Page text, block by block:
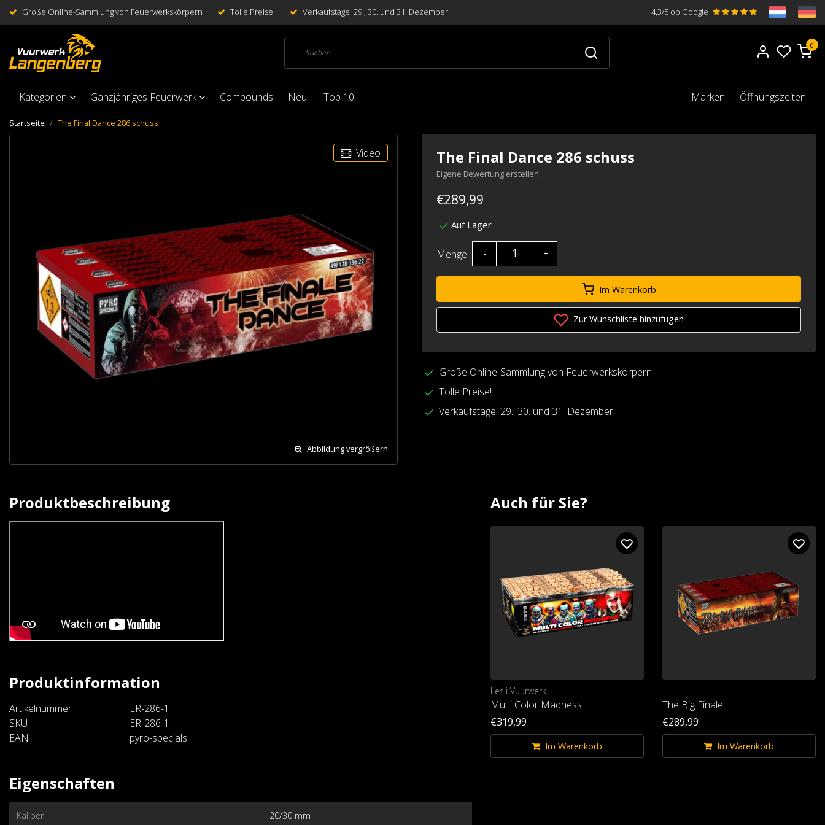
Große Online-Sammlung von Feuerwerkskörpern Tolle Preise! Verkaufstage: 29., 30. und 31. Dezember 4,3/5 op Google
0
Kategorien Ganzjähriges Feuerwerk Compounds Neu! Top 10 Marken Öffnungszeiten
Startseite The Final Dance 286 schuss
Video
Abbildung vergrößern
The Final Dance 286 schuss
Eigene Bewertung erstellen
€289,99
Auf Lager
Menge - +
Im Warenkorb
Zur Wunschliste hinzufügen
Große Online-Sammlung von Feuerwerkskörpern
Tolle Preise!
Verkaufstage: 29., 30. und 31. Dezember
Produktbeschreibung
Produktinformation
Artikelnummer
ER-286-1
SKU
ER-286-1
EAN
pyro-specials
Eigenschaften
Kaliber 20/30 mm
Auch für Sie?
Lesli Vuurwerk
Multi Color Madness
€319,99
Im Warenkorb
The Big Finale
€289,99
Im Warenkorb